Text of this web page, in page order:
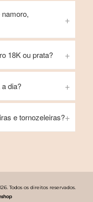
18K ou prata?
dia?
e tornozeleiras?
Todos os direitos reservados.